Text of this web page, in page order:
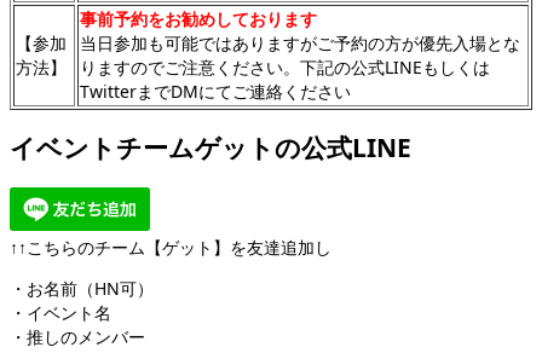
【参加
方法】
事前予約をお勧めしております
当日参加も可能ではありますがご予約の方が優先入場とな
りますのでご注意ください。下記の公式LINEもしくは
TwitterまでDMにてご連絡ください
イベントチームゲットの公式LINE
↑↑こちらのチーム【ゲット】を友達追加し
・お名前（HN可）
・イベント名
・推しのメンバー